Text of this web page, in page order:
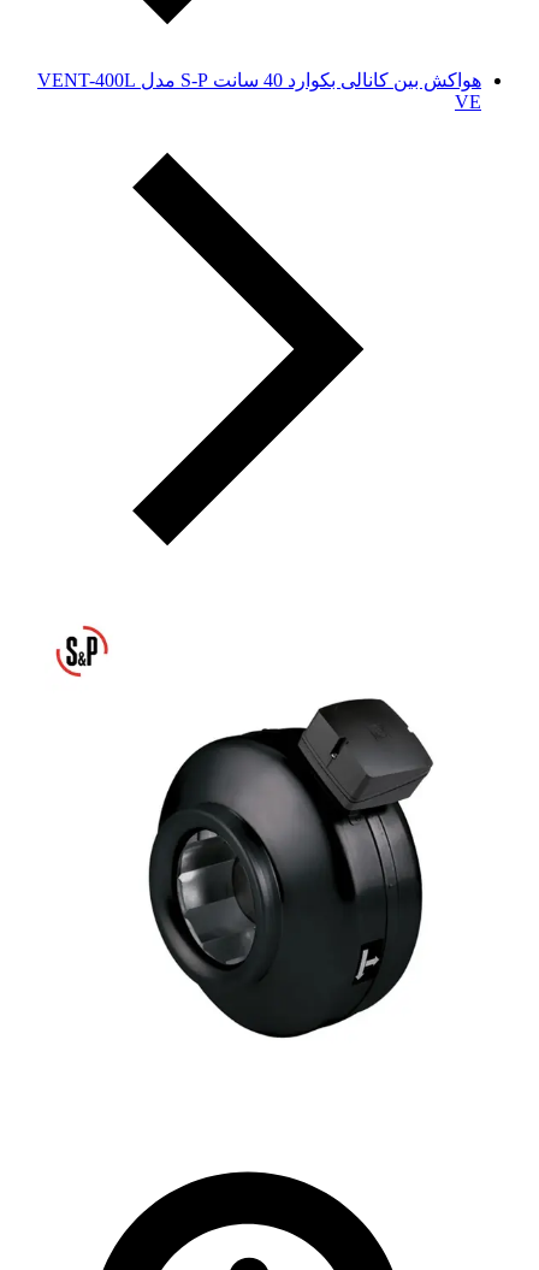
هواکش بین کانالی بکوارد 40 سانت S-P مدل VENT-400L
VE